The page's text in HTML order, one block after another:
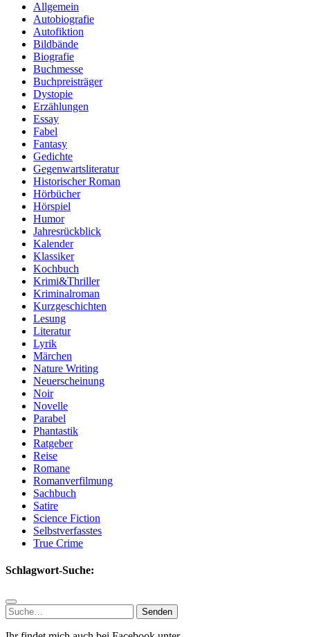
Allgemein
Autobiografie
Autofiktion
Bildbände
Biografie
Buchmesse
Buchpreisträger
Dystopie
Erzählungen
Essay
Fabel
Fantasy
Gedichte
Gegenwartsliteratur
Historischer Roman
Hörbücher
Hörspiel
Humor
Jahresrückblick
Kalender
Klassiker
Kochbuch
Krimi&Thriller
Kriminalroman
Kurzgeschichten
Lesung
Literatur
Lyrik
Märchen
Nature Writing
Neuerscheinung
Noir
Novelle
Parabel
Phantastik
Ratgeber
Reise
Romane
Romanverfilmung
Sachbuch
Satire
Science Fiction
Selbstverfasstes
True Crime
Schlagwort-Suche:
Suchen
nach: